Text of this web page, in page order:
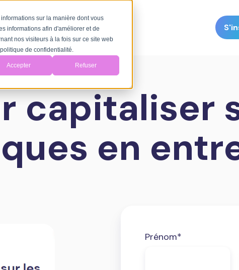
sur la manière dont vous
informations afin d'améliorer et de
nos visiteurs à la fois sur ce site web
de confidentialité.
Accepter Refuser
capitaliser
en
Prénom*